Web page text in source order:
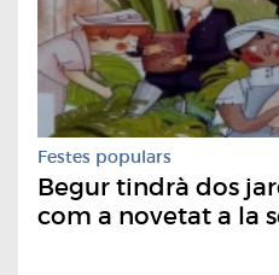
Festes populars
Begur tindrà dos
com a novetat a la